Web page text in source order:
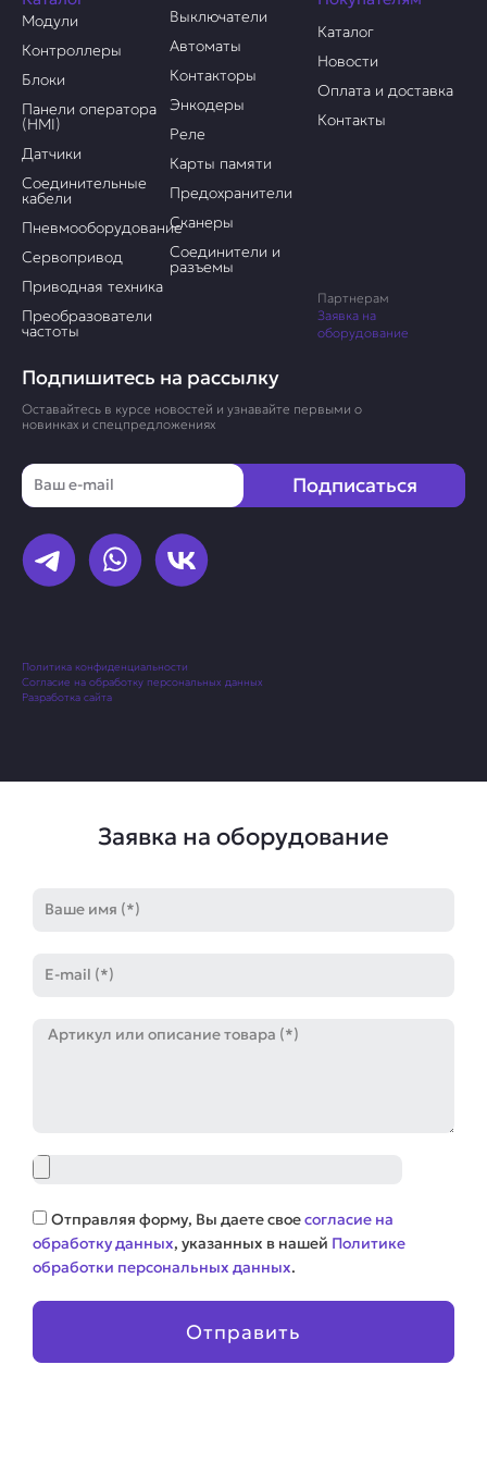
Подпишитесь на рассылку
Оставайтесь в курсе новостей и узнавайте первыми о
новинках и спецпредложениях
Email
Подписаться
Политика конфиденциальности
Согласие на обработку персональных данных
Разработка сайта
Модули
Контроллеры
Блоки
Панели оператора
(HMI)
Датчики
Соединительные
кабели
Пневмооборудование
Сервопривод
Приводная техника
Преобразователи
частоты
Выключатели
Автоматы
Контакторы
Энкодеры
Реле
Карты памяти
Предохранители
Сканеры
Соединители и
разъемы
Каталог
Новости
Оплата и доставка
Контакты
Партнерам
Заявка на
оборудование
Заявка на оборудование
mail
Артикул
Файл
Соглашение
Отправляя форму, Вы даете своесогласие на
обработку данных, указанных в нашей Политике
обработки персональных данных.
Отправить